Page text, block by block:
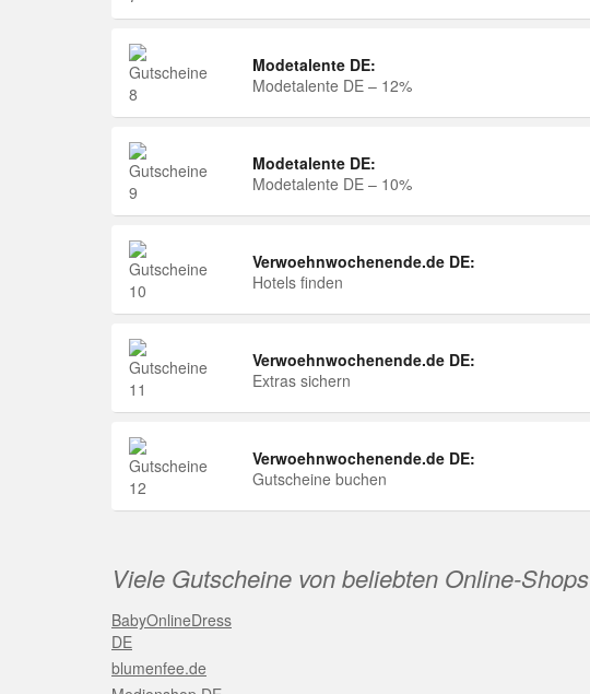
Modetalente DE:
Modetalente DE – 12%
Modetalente DE:
Modetalente DE – 10%
Verwoehnwochenende.de DE:
Hotels finden
Verwoehnwochenende.de DE:
Extras sichern
Verwoehnwochenende.de DE:
Gutscheine buchen
Viele Gutscheine von beliebten Online-Shops
BabyOnlineDress
DE
blumenfee.de